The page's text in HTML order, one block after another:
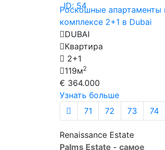
ID: 54
Роскошные апартаменты
комплексе 2+1 в Dubai
DUBAI
Квартира
2+1
119м2
€ 364.000
Узнать больше
71
72 73 74
Renaissance Estate
Palms Estate - самое